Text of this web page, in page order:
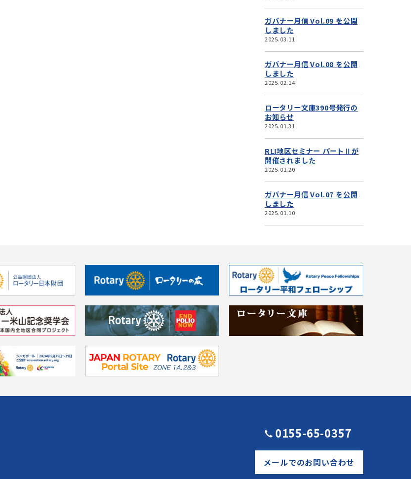
ガバナー月信 Vol.09 を公開
しました
2025.03.11
ガバナー月信 Vol.08 を公開
しました
2025.02.14
ロータリー文庫390号発行の
お知らせ
2025.01.31
RLI地区セミナー パートⅡが
開催されました
2025.01.20
ガバナー月信 Vol.07 を公開
しました
2025.01.10
0155-65-0357
メールでのお問い合わせ